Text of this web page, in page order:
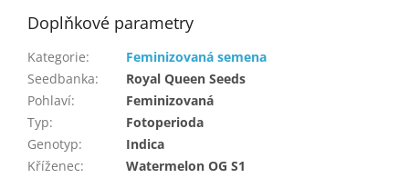
Doplňkové parametry
Kategorie:
Feminizovaná semena
Seedbanka:
Royal Queen Seeds
Pohlaví:
Feminizovaná
Typ:
Fotoperioda
Genotyp:
Indica
Kříženec:
Watermelon OG S1